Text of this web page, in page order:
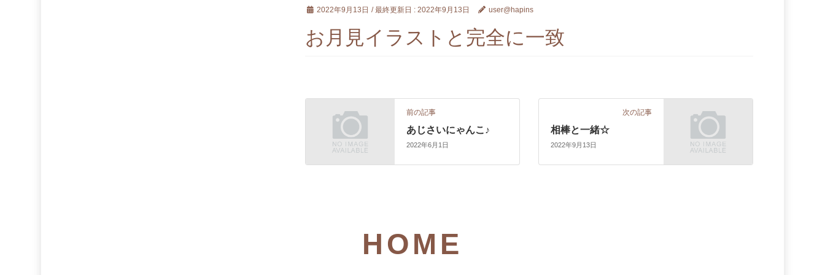
2022年9月13日 / 最終更新日 : 2022年9月13日 user@hapins
お月見イラストと完全に一致
前の記事
あじさいにゃんこ♪
2022年6月1日
次の記事
相棒と一緒☆
2022年9月13日
HOME